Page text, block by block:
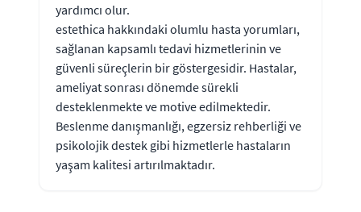
yardımcı olur.
estethica hakkındaki olumlu hasta yorumları,
sağlanan kapsamlı tedavi hizmetlerinin ve
güvenli süreçlerin bir göstergesidir. Hastalar,
ameliyat sonrası dönemde sürekli
desteklenmekte ve motive edilmektedir.
Beslenme danışmanlığı, egzersiz rehberliği ve
psikolojik destek gibi hizmetlerle hastaların
yaşam kalitesi artırılmaktadır.